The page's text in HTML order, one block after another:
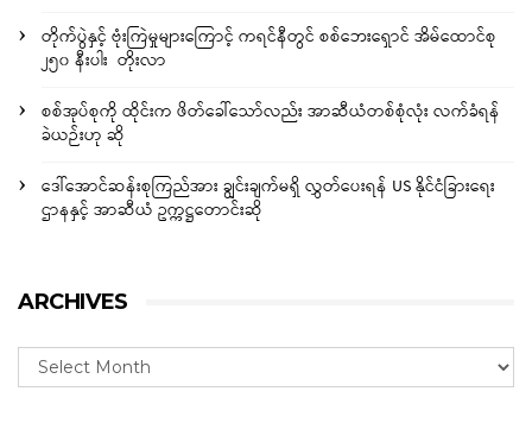
တိုက်ပွဲနှင့် ဗုံးကြဲမှုများကြောင့် ကရင်နီတွင် စစ်ဘေးရှောင် အိမ်ထောင်စု
၂၅၀ နီးပါး တိုးလာ
စစ်အုပ်စုကို ထိုင်းက ဖိတ်ခေါ်သော်လည်း အာဆီယံတစ်စုံလုံး လက်ခံရန်
ခဲယဉ်းဟု ဆို
ဒေါ်အောင်ဆန်းစုကြည်အား ချွင်းချက်မရှိ လွှတ်ပေးရန် US နိုင်ငံခြားရေး
ဌာနနှင့် အာဆီယံ ဥက္ကဋ္ဌတောင်းဆို
ARCHIVES